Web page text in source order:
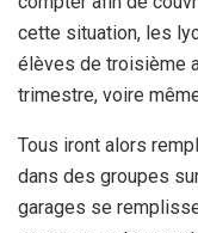
cette situation, les
élèves de troisième
trimestre, voire
Tous iront alors
dans des groupes
garages se